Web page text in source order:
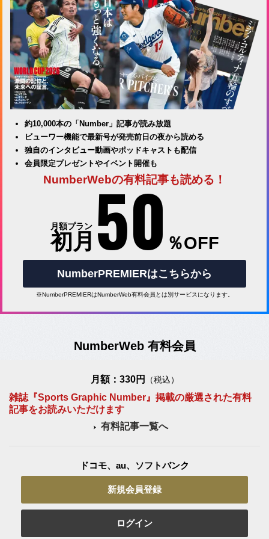
約10,000本の「Number」記事が読み放題
ビューワー機能で最新号が発売前日の夜から読める
独自のインタビュー動画やポッドキャストも配信
会員限定プレゼントやイベント開催も
NumberWebの有料記事も読める！
月額プラン
初月 50 ％OFF
NumberPREMIERはこちらから
※NumberPREMIERはNumberWeb有料会員とは別サービスになります。
NumberWeb 有料会員
月額：330円 （税込）
雑誌『Sports Graphic Number』掲載の厳選された有料
記事をお読みいただけます
有料記事一覧へ
ドコモ、au、ソフトバンク
新規会員登録
ログイン